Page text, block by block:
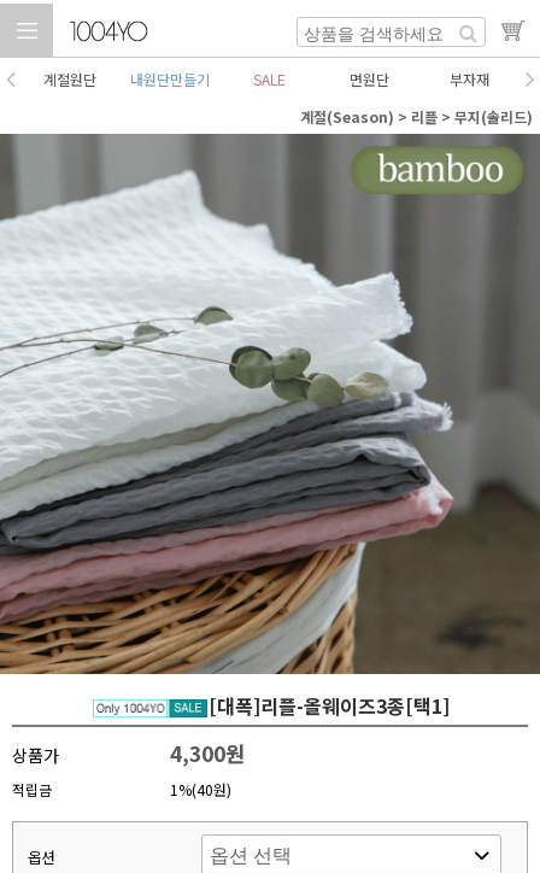
계절원단 내원단만들기 SALE 면원단
부자재
계절(Season) > 리플 > 무지(솔리드)
[대폭]리플-올웨이즈3종[택1]
상품가 4,300원
적립금 1%(40원)
옵션